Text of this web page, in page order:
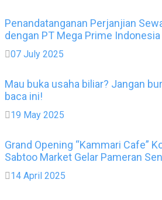
Penandatanganan Perjanjian
dengan PT Mega Prime Indonesia
07 July 2025
Mau buka usaha biliar? Jangan
baca ini!
19 May 2025
Grand Opening “Kammari Cafe”
Sabtoo Market Gelar Pameran
14 April 2025